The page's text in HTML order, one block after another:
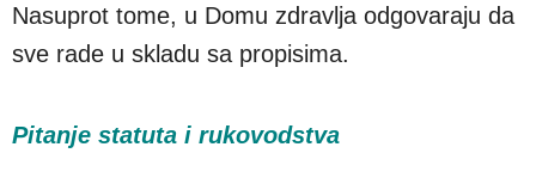
Nasuprot tome, u Domu zdravlja odgovaraju da
sve rade u skladu sa propisima.
Pitanje statuta i rukovodstva